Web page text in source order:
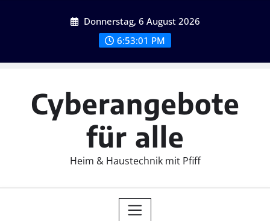
Donnerstag, 6 August 2026
6:53:03 PM
Cyberangebote
für alle
Heim & Haustechnik mit Pfiff